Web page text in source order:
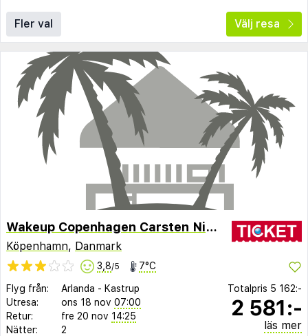
Fler val Välj resa
Wakeup Copenhagen Carsten Niebuhrs Gade
Köpenhamn, Danmark
3,8/5 7°C
Flyg från: Arlanda - Kastrup
Utresa:
ons 18 nov 07:00
Retur:
fre 20 nov 14:25
Nätter:
2
Totalpris 5 162:-
2 581:-
läs mer